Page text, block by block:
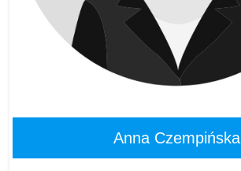
Anna Czempińska